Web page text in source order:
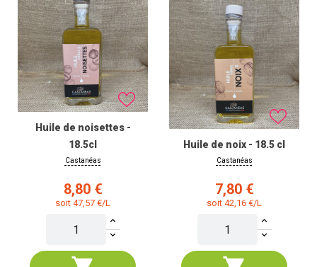
Huile de noisettes -
18.5cl
Castanéas
Prix
8,80 €
soit 47,57 €/L
Huile de noix - 18.5 cl
Castanéas
Prix
7,80 €
soit 42,16 €/L